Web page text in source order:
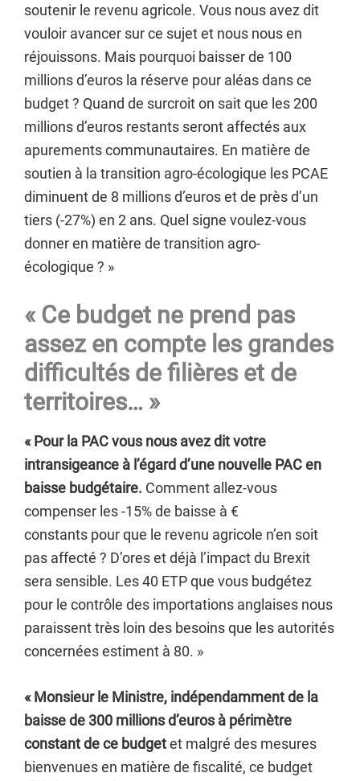
soutenir le revenu agricole. Vous nous avez dit
vouloir avancer sur ce sujet et nous nous en
réjouissons. Mais pourquoi baisser de 100
millions d’euros la réserve pour aléas dans ce
budget ? Quand de surcroit on sait que les 200
millions d’euros restants seront affectés aux
apurements communautaires. En matière de
soutien à la transition agro-écologique les PCAE
diminuent de 8 millions d’euros et de près d’un
tiers (-27%) en 2 ans. Quel signe voulez-vous
donner en matière de transition agro-
écologique ? »
« Ce budget ne prend pas
assez en compte les grandes
difficultés de filières et de
territoires… »
« Pour la PAC vous nous avez dit votre
intransigeance à l’égard d’une nouvelle PAC en
baisse budgétaire. Comment allez-vous
compenser les -15% de baisse à €
constants pour que le revenu agricole n’en soit
pas affecté ? D’ores et déjà l’impact du Brexit
sera sensible. Les 40 ETP que vous budgétez
pour le contrôle des importations anglaises nous
paraissent très loin des besoins que les autorités
concernées estiment à 80. »
« Monsieur le Ministre, indépendamment de la
baisse de 300 millions d’euros à périmètre
constant de ce budgetet malgré des mesures
bienvenues en matière de fiscalité, ce budget